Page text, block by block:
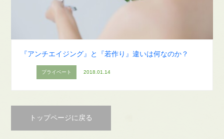
『アンチエイジング』と『若作り』違いは何なのか？
プライベート 2018.01.14
トップページに戻る